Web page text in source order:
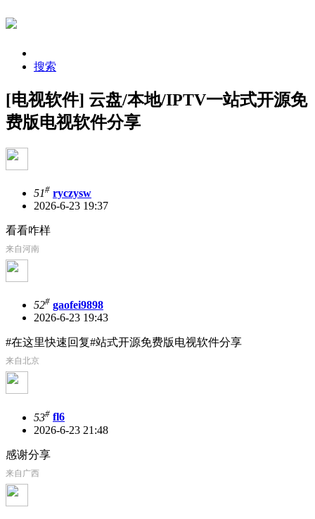
搜索
[电视软件] 云盘/本地/IPTV一站式开源免
费版电视软件分享
51# ryczysw
2026-6-23 19:37
看看咋样
来自河南
52# gaofei9898
2026-6-23 19:43
#在这里快速回复#站式开源免费版电视软件分享
来自北京
53# fl6
2026-6-23 21:48
感谢分享
来自广西